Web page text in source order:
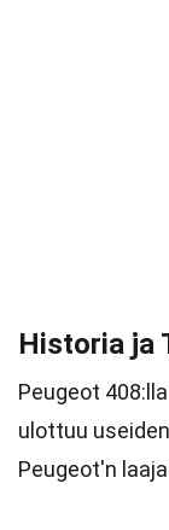
Historia ja
Peugeot
ulottuu
Peugeot'n